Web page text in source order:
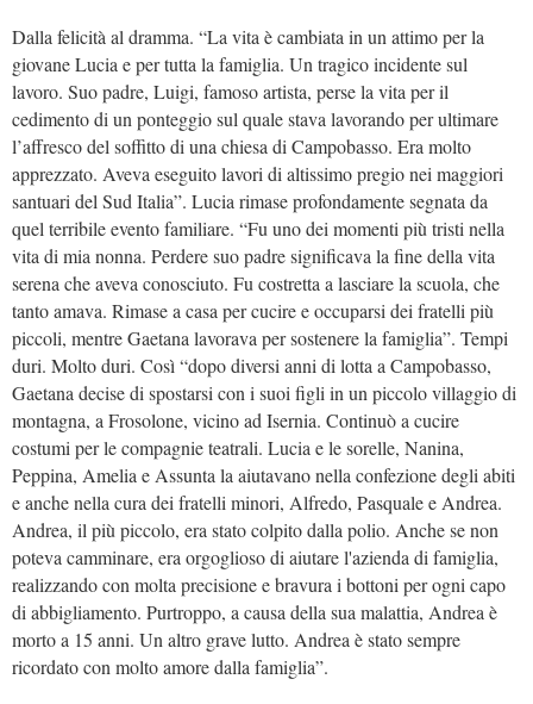
Dalla felicità al dramma. “La vita è cambiata in un attimo per la
giovane Lucia e per tutta la famiglia. Un tragico incidente sul
lavoro. Suo padre, Luigi, famoso artista, perse la vita per il
cedimento di un ponteggio sul quale stava lavorando per ultimare
l’affresco del soffitto di una chiesa diCampobasso. Era molto
apprezzato. Aveva eseguito lavori di altissimo pregio nei maggiori
santuari del Sud Italia”. Lucia rimase profondamente segnata da
quel terribile evento familiare. “Fu uno dei momenti più tristi nella
vita di mia nonna. Perdere suo padre significava la fine della vita
serena che aveva conosciuto. Fu costretta a lasciare la scuola, che
tanto amava. Rimase a casa per cucire e occuparsi dei fratelli più
piccoli, mentre Gaetana lavorava per sostenere la famiglia”. Tempi
duri. Molto duri. Così “dopo diversi anni di lotta a Campobasso,
Gaetana decise di spostarsi con i suoi figli in un piccolo villaggio di
montagna, a Frosolone, vicino ad Isernia. Continuò a cucire
costumi per le compagnie teatrali. Lucia e le sorelle, Nanina,
Peppina, Amelia e Assunta la aiutavano nella confezione degli abiti
e anche nella cura dei fratelli minori, Alfredo, Pasquale e Andrea.
Andrea, il più piccolo, era stato colpito dalla polio. Anche se non
poteva camminare, era orgoglioso di aiutare l'azienda di famiglia,
realizzando con molta precisione e bravura i bottoni per ogni capo
di abbigliamento. Purtroppo, a causa della sua malattia, Andrea è
morto a 15 anni. Un altro grave lutto. Andrea è stato sempre
ricordato con molto amore dalla famiglia”.